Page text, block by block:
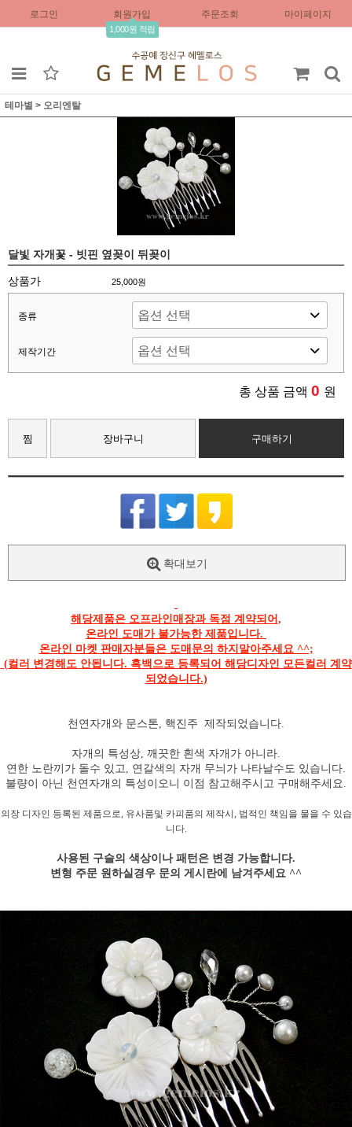
로그인 회원가입
1,000원 적립
주문조회 마이페이지
테마별 > 오리엔탈
달빛 자개꽃 - 빗핀 옆꽂이 뒤꽂이
상품가 25,000원
종류
제작기간
총 상품 금액 0 원
찜 장바구니 구매하기
확대보기
해당제품은 오프라인매장과 독점 계약되어,
온라인 도매가 불가능한 제품입니다.
온라인 마켓 판매자분들은 도매문의 하지말아주세요 ^^;
(컬러 변경해도 안됩니다. 흑백으로 등록되어 해당디자인 모든컬러 계약
되었습니다.)
천연자개와 문스톤, 핵진주 제작되었습니다.
자개의 특성상, 깨끗한 흰색 자개가 아니라.
연한 노란끼가 돌수 있고, 연갈색의 자개 무늬가 나타날수도 있습니다.
불량이 아닌 천연자개의 특성이오니 이점 참고해주시고 구매해주세요.
의장 디자인 등록된 제품으로, 유사품및 카피품의 제작시, 법적인 책임을 물을 수 있습
니다.
사용된 구슬의 색상이나 패턴은 변경 가능합니다.
변형 주문 원하실경우 문의 게시란에 남겨주세요 ^^